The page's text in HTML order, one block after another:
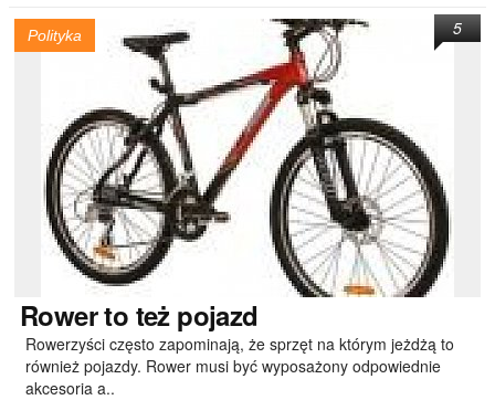
Polityka
Rowerto też pojazd
Rowerzyści często zapominają, że sprzęt na którym jeżdżą to
również pojazdy. Rower musi być wyposażony odpowiednie
akcesoria a..
5